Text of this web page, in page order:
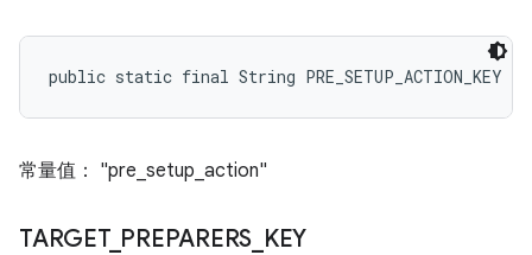
public static final String PRE_SETUP_ACTION_KEY
常量值： "pre_setup_action"
TARGET_ PREPARERS KEY